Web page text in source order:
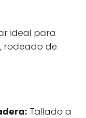
ideal para
rodeado de
Tallado a